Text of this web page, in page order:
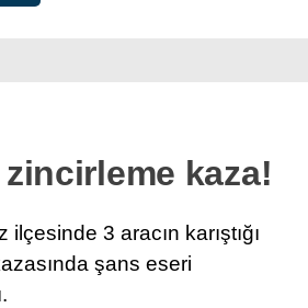
zincirleme kaza!
ilçesinde 3 aracın karıştığı
şans eseri